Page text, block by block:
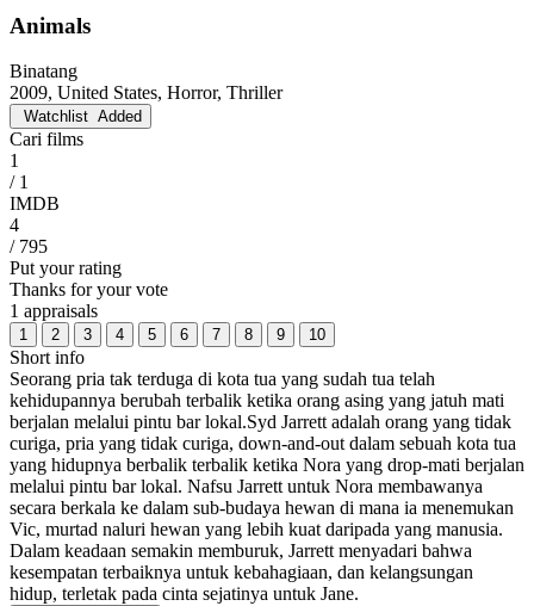
Animals
Binatang
2009, United States, Horror, Thriller
Watchlist Added
Cari films
1
/ 1
IMDB
4
/ 795
Put your rating
Thanks for your vote
1 appraisals
1 2 3 4 5 6 7 8 9 10
Short info
Seorang pria tak terduga di kota tua yang sudah tua telah
kehidupannya berubah terbalik ketika orang asing yang jatuh mati
berjalan melalui pintu bar lokal.Syd Jarrett adalah orang yang tidak
curiga, pria yang tidak curiga, down-and-out dalam sebuah kota tua
yang hidupnya berbalik terbalik ketika Nora yang drop-mati berjalan
melalui pintu bar lokal. Nafsu Jarrett untuk Nora membawanya
secara berkala ke dalam sub-budaya hewan di mana ia menemukan
Vic, murtad naluri hewan yang lebih kuat daripada yang manusia.
Dalam keadaan semakin memburuk, Jarrett menyadari bahwa
kesempatan terbaiknya untuk kebahagiaan, dan kelangsungan
hidup, terletak pada cinta sejatinya untuk Jane.